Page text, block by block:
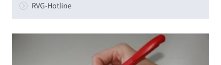
RVG-Hotline